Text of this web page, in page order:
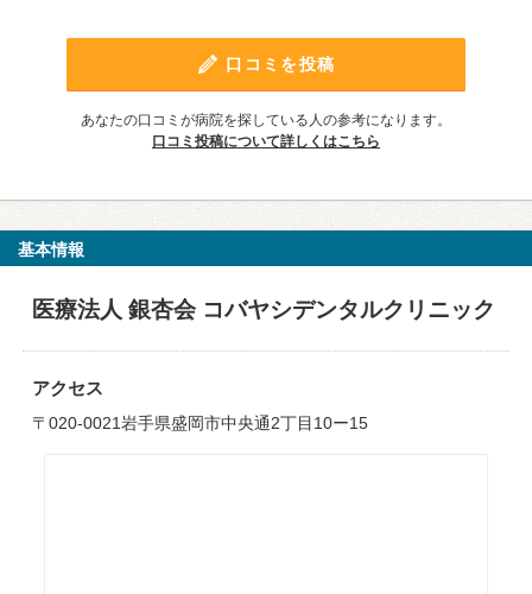
口コミを投稿
あなたの口コミが病院を探している人の参考になります。
口コミ投稿について詳しくはこちら
基本情報
医療法人 銀杏会 コバヤシデンタルクリニック
アクセス
〒020-0021岩手県盛岡市中央通2丁目10ー15